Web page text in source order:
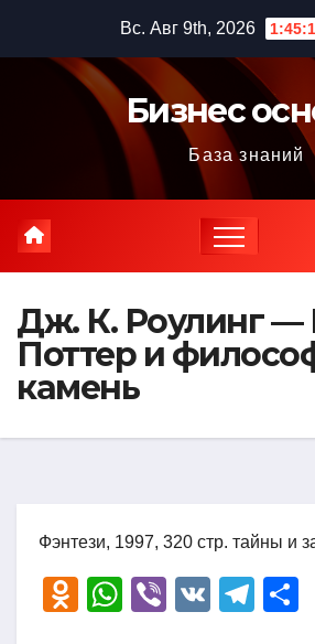
содержимому
Вс. Авг 9th, 2026
Бизнес
База знаний
Дж. К. Роулинг —
Поттер и
камень
Фэнтези, 1997, 320 стр. тайны и
O
W
Vi
V
T